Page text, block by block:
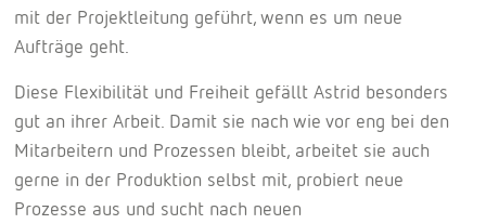
mit der Projektleitung geführt, wenn es um neue
Aufträge geht.
Diese Flexibilität und Freiheit gefällt Astrid besonders
gut an ihrer Arbeit. Damit sie nach wie vor eng bei den
Mitarbeitern und Prozessen bleibt, arbeitet sie auch
gerne in der Produktion selbst mit, probiert neue
Prozesse aus und sucht nach neuen